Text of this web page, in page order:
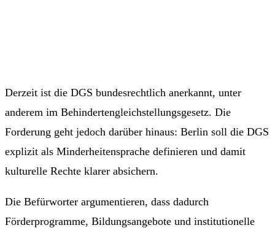
Derzeit ist die DGS bundesrechtlich anerkannt, unter
anderem im Behindertengleichstellungsgesetz. Die
Forderung geht jedoch darüber hinaus: Berlin soll die DGS
explizit als Minderheitensprache definieren und damit
kulturelle Rechte klarer absichern.
Die Befürworter argumentieren, dass dadurch
Förderprogramme, Bildungsangebote und institutionelle